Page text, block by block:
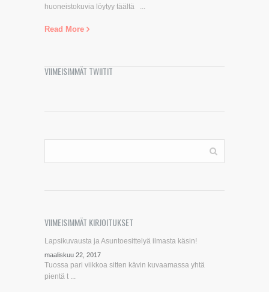
huoneistokuvia löytyy täältä ...
Read More
VIIMEISIMMÄT TWIITIT
VIIMEISIMMÄT KIRJOITUKSET
Lapsikuvausta ja Asuntoesittelyä ilmasta käsin!
maaliskuu 22, 2017
Tuossa pari viikkoa sitten kävin kuvaamassa yhtä
pientä t ...